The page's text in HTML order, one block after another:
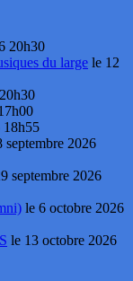
20h30
du large le 12
18h55
septembre 2026
septembre 2026
le 6 octobre 2026
le 13 octobre 2026